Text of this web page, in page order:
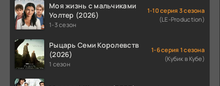
Моя жизнь с мальчиками
Уолтер (2026)
1-3 сезон
1-10 серия 3 сезона
(LE-Production)
Рыцарь Семи Королевств
(2026)
1 сезон
1-6 серия 1 сезона
(Кубик в Кубе)